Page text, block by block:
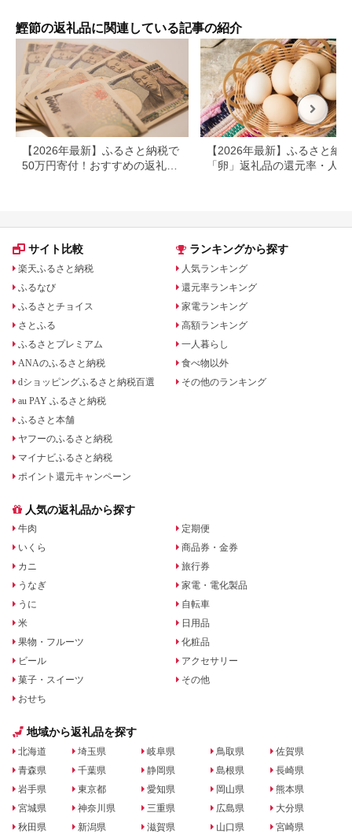
鰹節の返礼品に関連している記事の紹介
【2026年最新】ふるさと納税で
50万円寄付！おすすめの返礼品
【2026年最新】ふるさと納税
「卵」返礼品の還元率・人
サイト比較
楽天ふるさと納税
ふるなび
ふるさとチョイス
さとふる
ふるさとプレミアム
ANAのふるさと納税
dショッピングふるさと納税百選
au PAY ふるさと納税
ふるさと本舗
ヤフーのふるさと納税
マイナビふるさと納税
ポイント還元キャンペーン
ランキングから探す
人気ランキング
還元率ランキング
家電ランキング
高額ランキング
一人暮らし
食べ物以外
その他のランキング
人気の返礼品から探す
牛肉
いくら
カニ
うなぎ
うに
米
果物・フルーツ
ビール
菓子・スイーツ
おせち
定期便
商品券・金券
旅行券
家電・電化製品
自転車
日用品
化粧品
アクセサリー
その他
地域から返礼品を探す
北海道
青森県
岩手県
宮城県
秋田県
埼玉県
千葉県
東京都
神奈川県
新潟県
岐阜県
静岡県
愛知県
三重県
滋賀県
鳥取県
島根県
岡山県
広島県
山口県
佐賀県
長崎県
熊本県
大分県
宮崎県